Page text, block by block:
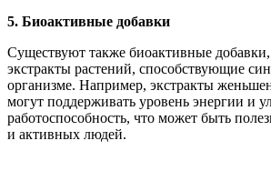
5. Биоактивные добавки
Существуют также биоактивные
экстракты растений, способствующие
организме. Например, экстракты
могут поддерживать уровень энергии и
работоспособность, что может быть
и активных людей.